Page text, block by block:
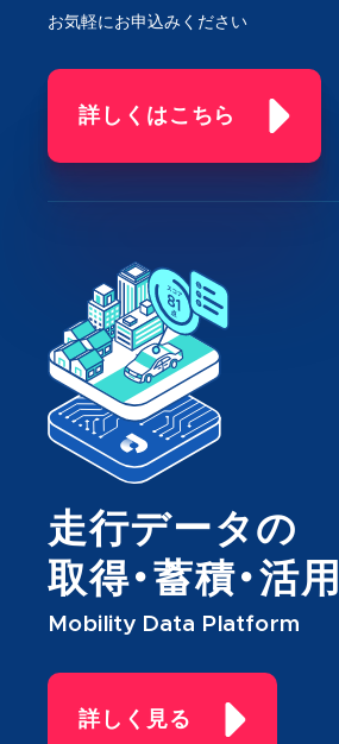
お気軽にお申込みください
詳しくはこちら
走行データの
取得・蓄積・活用
Mobility Data Platform
詳しく見る